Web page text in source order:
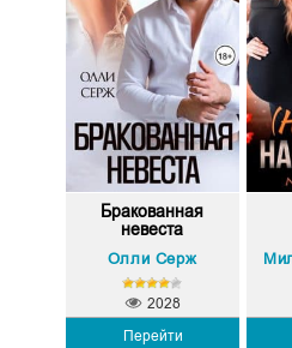
Бракованная
невеста
Олли Серж
Перейти
2028